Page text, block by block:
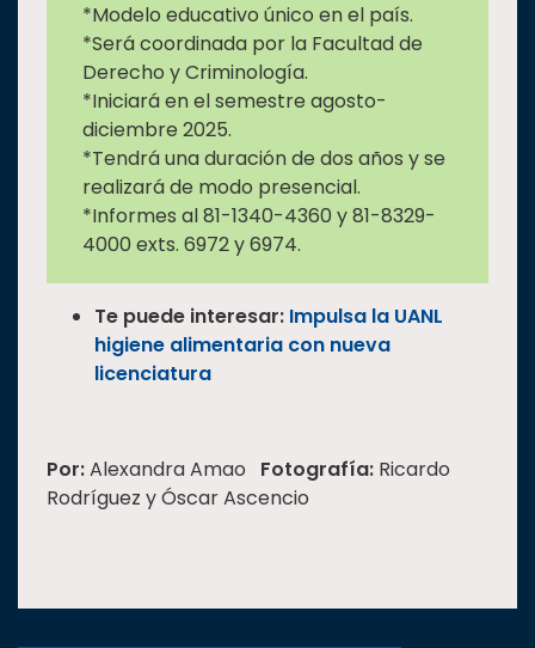
*Modelo educativo único en el país.
*Será coordinada por la Facultad de
Derecho y Criminología.
*Iniciará en el semestre agosto-
diciembre 2025.
*Tendrá una duración de dos años y se
realizará de modo presencial.
*Informes al 81-1340-4360 y 81-8329-
4000 exts. 6972 y 6974.
Te puede interesar: Impulsa la UANL
higiene alimentaria con nueva
licenciatura
Por:Alexandra Amao Fotografía: Ricardo
Rodríguez y Óscar Ascencio